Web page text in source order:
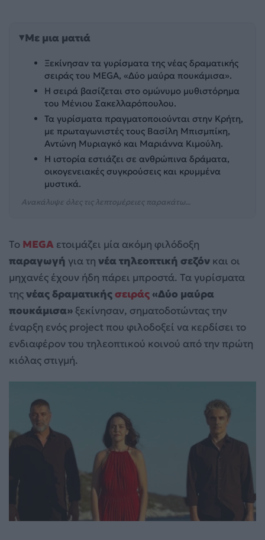
Με μια ματιά
Ξεκίνησαν τα γυρίσματα της νέας δραματικής
σειράς του MEGA, «Δύο μαύρα πουκάμισα».
Η σειρά βασίζεται στο ομώνυμο μυθιστόρημα
του Μένιου Σακελλαρόπουλου.
Τα γυρίσματα πραγματοποιούνται στην Κρήτη,
με πρωταγωνιστές τους Βασίλη Μπισμπίκη,
Αντώνη Μυριαγκό και Μαριάννα Κιμούλη.
Η ιστορία εστιάζει σε ανθρώπινα δράματα,
οικογενειακές συγκρούσεις και κρυμμένα
μυστικά.
Ανακάλυψε όλες τις λεπτομέρειες παρακάτω...
Το MEGA ετοιμάζει μία ακόμη φιλόδοξη
παραγωγή για τη νέα τηλεοπτική σεζόν και οι
μηχανές έχουν ήδη πάρει μπροστά. Τα γυρίσματα
τηςνέας δραματικήςσειράς«Δύο μαύρα
πουκάμισα» ξεκίνησαν, σηματοδοτώντας την
έναρξη ενός project που φιλοδοξεί να κερδίσει το
ενδιαφέρον του τηλεοπτικού κοινού από την πρώτη
κιόλας στιγμή.